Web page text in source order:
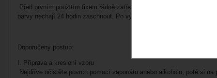
Před prvním použitím fixem řádně zatřeste a nechte jej chvíli stát ve
barvy nechají 24 hodin zaschnout. Po vypálení mají vysoký lesk jako
Doporučený postup:
I. Příprava a kreslení vzoru
Nejdříve očistěte povrch pomocí saponátu anebo alkoholu, poté si